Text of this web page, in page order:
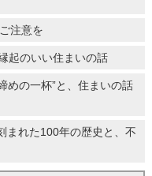
注意を
起のいい住まいの話
めの一杯”と、住まいの話
れた100年の歴史と、不